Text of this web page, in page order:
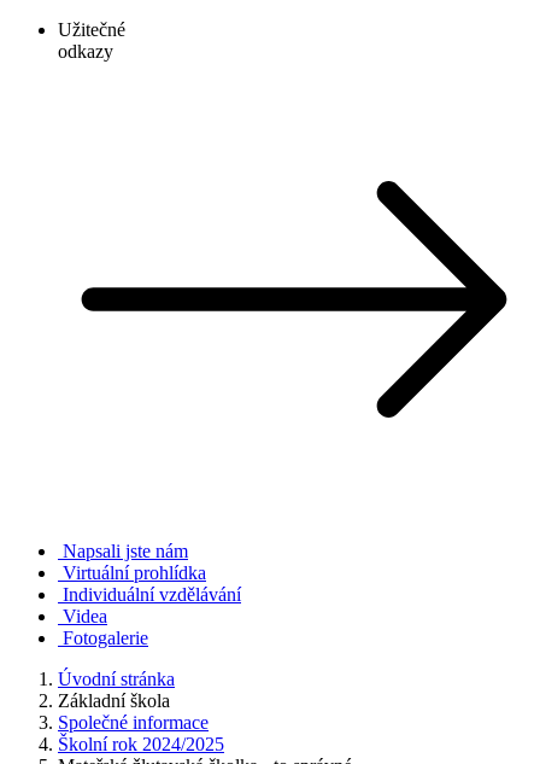
Užitečné
odkazy
Napsali jste nám
Virtuální prohlídka
Individuální vzdělávání
Videa
Fotogalerie
Úvodní stránka
Základní škola
Společné informace
Školní rok 2024/2025